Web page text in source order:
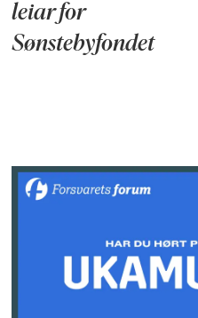
leiar for
Sønstebyfondet